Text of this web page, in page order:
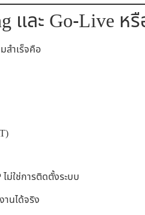
และ Go-Live หรื
สำเร็จคือ
ไม่ใช่การติดตั้งระบบ
านได้จริง